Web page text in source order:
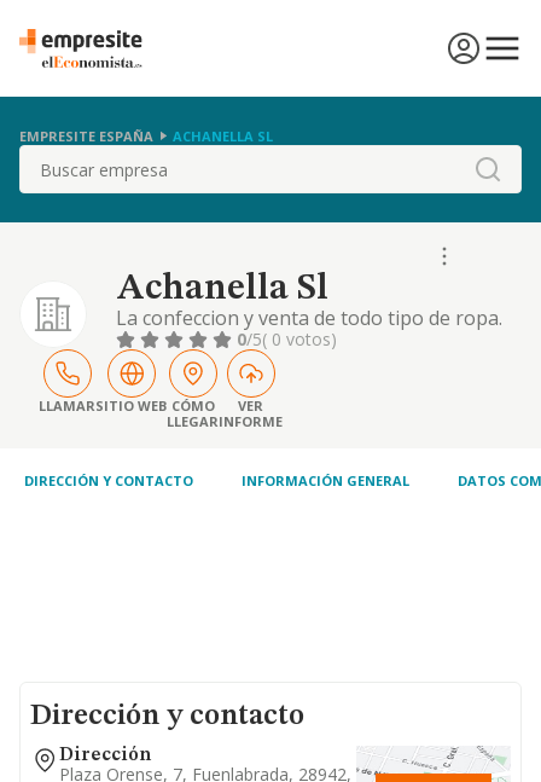
EMPRESITE ESPAÑA ACHANELLA SL
Buscar
Achanella Sl
La confeccion y venta de todo tipo de ropa.
0/5( 0 votos)
LLAMARSITIO WEB CÓMO
LLEGAR
VER
INFORME
DIRECCIÓN Y CONTACTO INFORMACIÓN GENERAL DATOS
Dirección y contacto
Dirección
Plaza Orense, 7, Fuenlabrada, 28942,